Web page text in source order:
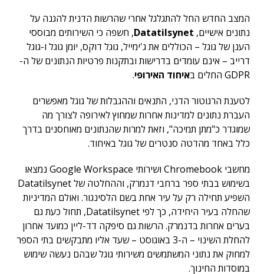
המצב החדש החל להתגלגל אחרי שהרשות הדנית להגנה על
נתונים אישיים, Datatilsynet, חשפה כי השירותים מבוססי
הענן של גוגל – הכוללים את ג'ימייל, גוגל דוקס, יומן גוגל ו-גוגל
דרייב – אינם עומדים בדרישות ובתקנות פרטיות הנתונים של ה-
GDPR החלים ב
איחוד האירופי.
לטענת הרגוטור הדני, התנאים וההגבלות של גוגל מאפשרים
העברת נתונים למדינות אחרות שמחוץ לאירופה לצורך מה
שמוגדר כ"מתן תמיכה", וזאת למרות שהנתונים מאוחסנים בדרך
כלל באחד מהדטה סנטרים של גוגל באיחוד.
מחשבי Chromebook ושירותי Google Workspace נמצאו
בשימוש בבתי ספר ברחבי דנמרק, וההחלטה של ​​Datatilsynet
השפיע תחילה רק על עיר אחת בשם הלסינגור. ואולם המדיניות
שהחלה בעיר היחידה, כך לפי Datatilsynet, תחול כעת גם
בערים אחרות בדנמרק. הרשות גם סיפקה דד-ליין כמועד אחרון
להחלת השינוי – ה-3 באוגוסט – שעד אליו מתבקשים בתי הספר
למחוק את נתוני המשתמשים משירותי גוגל שבהם נעשה שימוש
במוסדות החינוך.